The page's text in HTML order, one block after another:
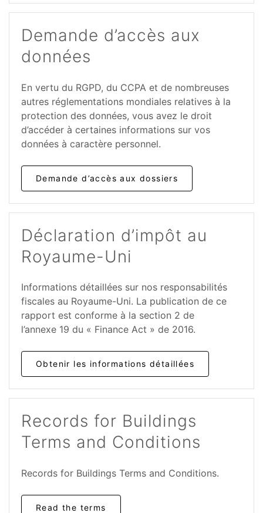
Demande d’accès aux
données
En vertu du RGPD, du CCPA et de nombreuses
autres réglementations mondiales relatives à la
protection des données, vous avez le droit
d’accéder à certaines informations sur vos
données à caractère personnel.
Demande d’accès aux dossiers
Déclaration d’impôt au
Royaume-Uni
Informations détaillées sur nos responsabilités
fiscales au Royaume-Uni. La publication de ce
rapport est conforme à la section 2 de
l’annexe 19 du « Finance Act » de 2016.
Obtenir les informations détaillées
Records for Buildings
Terms and Conditions
Records for Buildings Terms and Conditions.
Read the terms